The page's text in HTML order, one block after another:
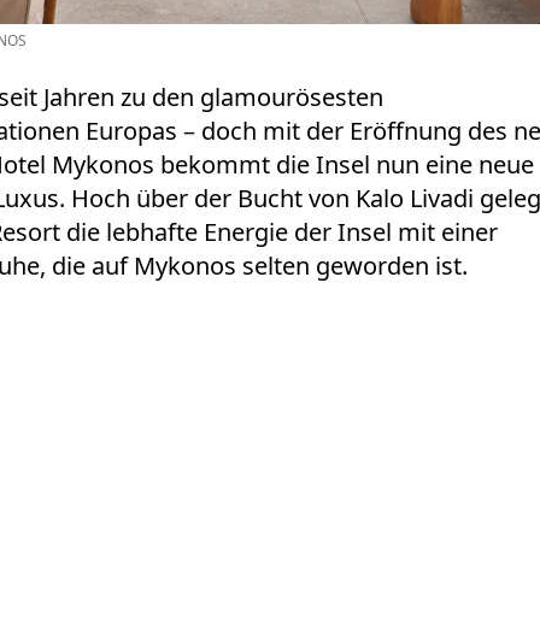
Jahren zu den glamourösesten
Europas – doch mit der Eröffnung des
Mykonos bekommt die Insel nun eine neue
Hoch über der Bucht von Kalo Livadi
die lebhafte Energie der Insel mit einer
die auf Mykonos selten geworden ist.